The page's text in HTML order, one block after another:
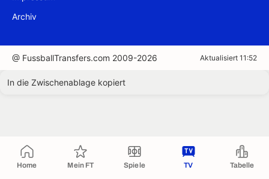
Home Mein FT Spiele TV Tabelle
Archiv
@ FussballTransfers.com 2009-2026 Aktualisiert 11:52
In die Zwischenablage kopiert